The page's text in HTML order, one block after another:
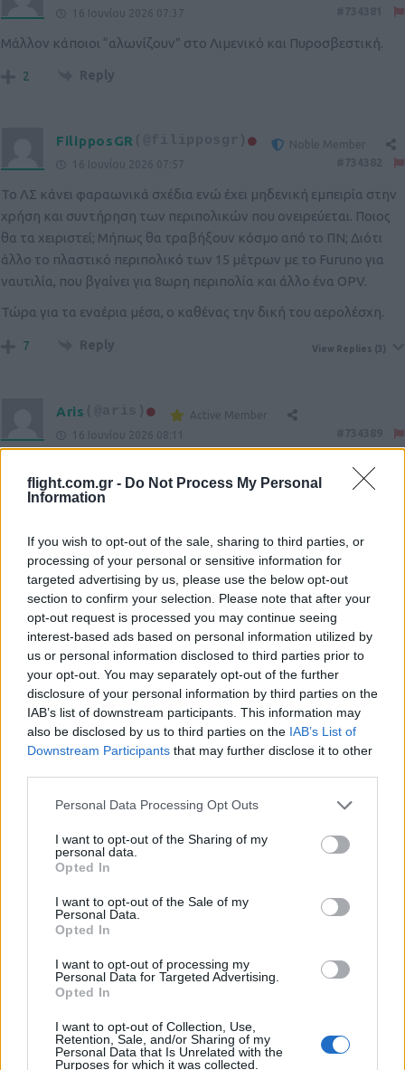
flight.com.gr - Do Not Process My Personal
Information
If you wish to opt-out of the sale, sharing to third parties, or
processing of your personal or sensitive information for
targeted advertising by us, please use the below opt-out
section to confirm your selection. Please note that after your
opt-out request is processed you may continue seeing
interest-based ads based on personal information utilized by
us or personal information disclosed to third parties prior to
your opt-out. You may separately opt-out of the further
disclosure of your personal information by third parties on the
IAB’s list of downstream participants. This information may
also be disclosed by us to third parties on the IAB’s List of
Downstream Participants that may further disclose it to other
Please note that this website/app uses one or more Google
not limited to your visit or usage behaviour. You may click to
grant or deny consent to Google and its third-party tags to
use your data for below specified purposes in below Google
consent section.
Personal Data Processing Opt Outs
I want to opt-out of the Sharing of my
personal data.
Opted In
I want to opt-out of the Sale of my
Personal Data.
Opted In
I want to opt-out of processing my
Personal Data for Targeted Advertising.
Opted In
I want to opt-out of Collection, Use,
Retention, Sale, and/or Sharing of my
Personal Data that Is Unrelated with the
Purposes for which it was collected.
16 Ιουνίου 2026 07:37
Μάλλον κάποιοι “αλωνίζουν” στο Λιμενικό και Πυροσβεστική.
2 Reply
FilipposGR (@filipposgr)
Noble Member
16 Ιουνίου 2026 07:57
Το ΛΣ κάνει φαραωνικά σχέδια ενώ έχει μηδενική εμπειρία στην
χρήση και συντήρηση των περιπολικών που ονειρεύεται. Ποιος
θα τα χειριστεί; Μήπως θα τραβήξουν κόσμο από το ΠΝ; Διότι
άλλο το πλαστικό περιπολικό των 15 μέτρων με το Furuno για
ναυτιλία, που βγαίνει για 8ωρη περιπολία και άλλο ένα OPV.
Τώρα για τα εναέρια μέσα, ο καθένας την δική του αερολέσχη.
7 Reply View Replies (3)
Aris
Active Member
16 Ιουνίου 2026 08:11
Σήμερα κεντησες απλά και όπως πρέπει.
Τουλάχιστον να πονέσει η σουφρα τους στο άδειασμα!!!
Μαζί σου σήμερα μέχρι ΚΕΡΑΙΑΣ!!!!
2 Reply
Tango.Alpha(@tango-alpha)
Trusted Member
16 Ιουνίου 2026 08:44
#734394
Προσωπικά τα Ερ τράκτορ τα λατρεύω με τη λογική κάποιος
ανταλλακτικών.
Reply
Ulysses(@ulysses)
Member
16 Ιουνίου 2026 09:12
Ηλεκτρονικές πλακέτες, οθόνες, καλωδιώσεις κάθε 15 χρόνια
μάξιμουμ χρειάζονται πέταμα και φτού από την αρχή.Η
Προστασία
διάσωση ανθρώπων.Η Πολιτική Προστασία λοιπόν θα αναλάβει
τον ρόλο των SUPER PUMA.Το επόμενο βήμα είναι η προμήθεια